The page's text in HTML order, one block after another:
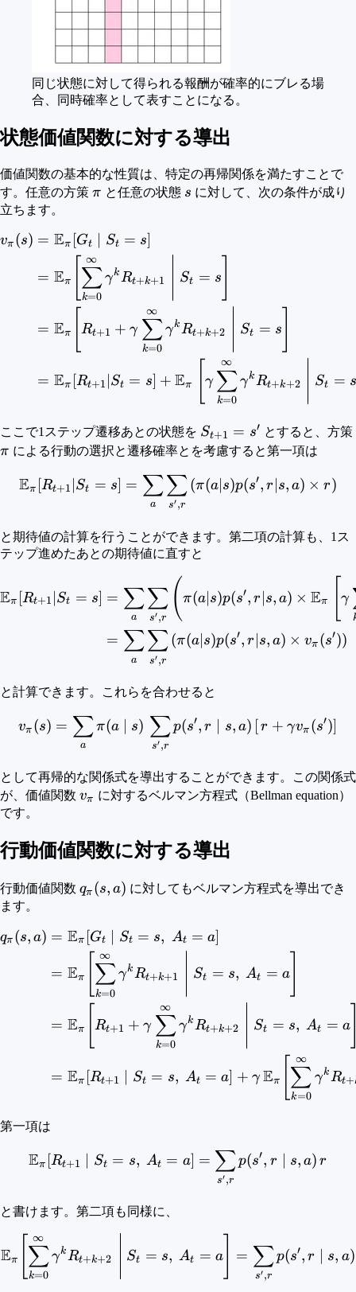
同じ状態に対して得られる報酬が確率的にブレる場
合、同時確率として表すことになる。
状態価値関数に対する導出
価値関数の基本的な性質は、特定の再帰関係を満たすことで
す。任意の方策 \pi
π と任意の状態 s
s に対して、次の条件が成り
立ちます。
vπ (s) = Eπ [Gt St = s]
= Eπ
k=0
∑
∞
γkRt+k+1 St = s
= Eπ Rt+1 + γ
k=0
∑
∞
γkRt+k+2 St = s
= Eπ [Rt+1 ∣St = s] + Eπ γ
k=0
∑
∞
γkRt+k+2 St =
ここで1ステップ遷移あとの状態を S_{t+1}
= s'
St+1 = s′ とすると、方策
π による行動の選択と遷移確率とを考慮すると第一項は
\begin{aligned}
Eπ [Rt+1 St = s] =
a
∑
s′,r
∑(π(a∣ s)p(s′, r s, a) × r)
と期待値の計算を行うことができます。第二項の計算も、1ス
テップ進めたあとの期待値に直すと
\begin{aligned}
Eπ [Rt+1 ∣St = s] =
a
∑
s′,r
∑(π(a∣s)p(s′, r∣s, a) × Eπ γ
=
a
∑
s′,r
∑(π(a∣ s)p(s′, r s, a) × vπ (s′))
と計算できます。これらを合わせると
\begin{aligned}
vπ (s) =
a
∑π(a s)
s′,r
∑p(s′, r s, a) [r + γvπ (s′)]
として再帰的な関係式を導出することができます。この関係式
が、価値関数 v_\pi
vπ に対するベルマン方程式（Bellman equation）
です。
行動価値関数に対する導出
行動価値関数 q_\pi(s,a)
qπ (s, a) に対してもベルマン方程式を導出でき
ます。
\begin{aligned}
qπ (s, a) = Eπ [Gt ∣ St = s, At = a]
= Eπ
k=0
∑
∞
γkRt+k+1 St = s, At = a
= Eπ Rt+1 + γ
k=0
∑
∞
γkRt+k+2 St = s, At = a
= Eπ [Rt+1 St = s, At = a] + γ Eπ
k=0
∑
∞
γkRt+
第一項は
\begin{aligned}
Eπ [Rt+1 ∣ St = s, At = a] =
s′,r
∑p(s′, r ∣ s, a) r
と書けます。第二項も同様に、
\begin{aligned}
Eπ
k=0
∑
∞
γkRt+k+2 St = s, At = a =
s′ ,r
∑p(s′, r s, a)